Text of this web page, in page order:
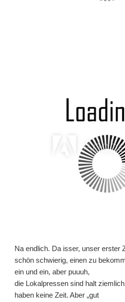
Na endlich. Da isser, unser erster
schön schwierig, einen zu
ein und ein, aber puuuh,
die Lokalpressen sind halt
haben keine Zeit. Aber „gut